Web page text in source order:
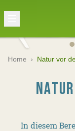
Home › Natur vor
In diesem